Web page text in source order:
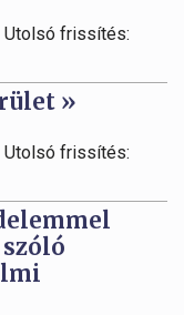
Utolsó frissítés:
»
Utolsó frissítés: